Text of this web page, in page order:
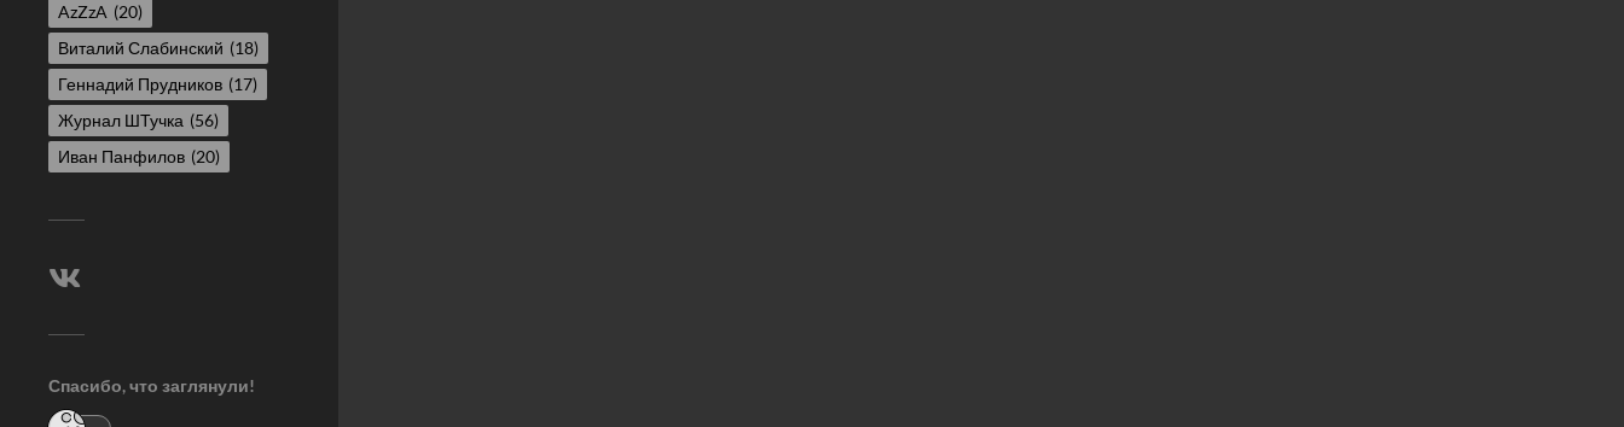
AzZzA (20)
Виталий Слабинский (18)
Геннадий Прудников (17)
Журнал ШТучка (56)
Иван Панфилов (20)
Спасибо, что заглянули!